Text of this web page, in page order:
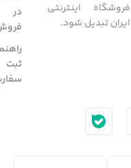
فروشگاه اینترنتی
ایران تبدیل شود.
در
ثبت